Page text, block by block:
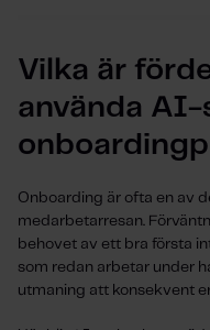
Vilka är
använda
Onboarding är ofta en av
medarbetarresan.
behovet av ett bra första
som redan arbetar under
utmaning att konsekvent